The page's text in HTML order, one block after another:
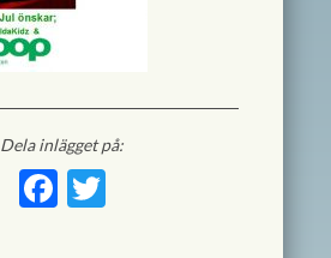
Dela inlägget på:
Facebook
Twitter